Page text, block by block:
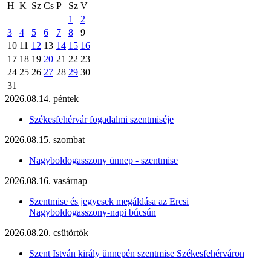
H K Sz Cs P Sz V
1
2
3
4 5 6 7 8
9
10 11 12 13 14 15 16
17 18 19 20 21 22 23
24 25 26 27 28 29 30
31
2026.08.14. péntek
Székesfehérvár fogadalmi szentmiséje
2026.08.15. szombat
Nagyboldogasszony ünnep - szentmise
2026.08.16. vasárnap
Szentmise és jegyesek megáldása az Ercsi
Nagyboldogasszony-napi búcsún
2026.08.20. csütörtök
Szent István király ünnepén szentmise Székesfehérváron